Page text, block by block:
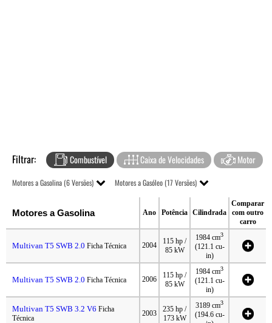
Filtrar: Combustível Caixa de Velocidades Motor
Motores a Gasolina (6 Versões) Motores a Gasóleo (17 Versões)
Motores a Gasolina Ano Potência Cilindrada
Comparar
com outro
carro
Multivan T5 SWB 2.0 Ficha Técnica 2004
115 hp /
85 kW
1984 cm3
(121.1 cu-
in)
Multivan T5 SWB 2.0 Ficha Técnica 2006
115 hp /
85 kW
1984 cm3
(121.1 cu-
in)
Multivan T5 SWB 3.2 V6 Ficha
Técnica
2003
235 hp /
173 kW
3189 cm3
(194.6 cu-